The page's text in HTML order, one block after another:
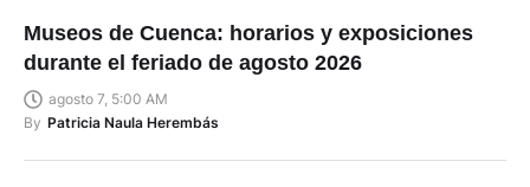
Museos de Cuenca: horarios y exposiciones
durante el feriado de agosto 2026
agosto 7, 5:00 AM
By Patricia Naula Herembás